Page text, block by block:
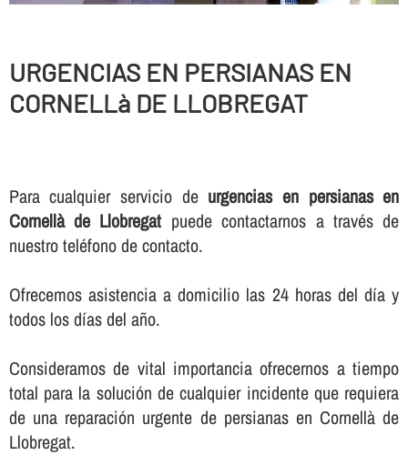
URGENCIAS EN PERSIANAS EN
CORNELLà DE LLOBREGAT
Para cualquier servicio de urgencias en persianas en
Cornellà de Llobregat puede contactarnos a través de
nuestro teléfono de contacto.
Ofrecemos asistencia a domicilio las 24 horas del dí­a y
todos los dí­as del año.
Consideramos de vital importancia ofrecernos a tiempo
total para la solución de cualquier incidente que requiera
de una reparación urgente de persianas en Cornellà de
Llobregat.